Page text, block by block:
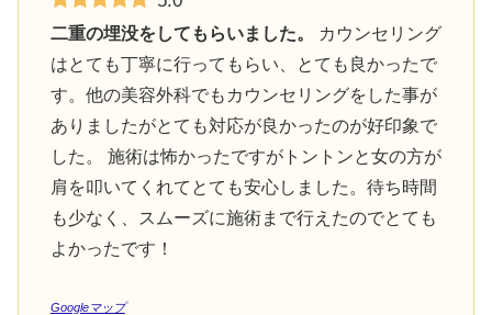
二重の埋没をしてもらいました。
カウンセリング
はとても丁寧に行ってもらい、とても良かったで
す。他の美容外科でもカウンセリングをした事が
ありましたがとても対応が良かったのが好印象で
した。 施術は怖かったですがトントンと女の方が
肩を叩いてくれてとても安心しました。待ち時間
も少なく、スムーズに施術まで行えたのでとても
よかったです！
Googleマップ